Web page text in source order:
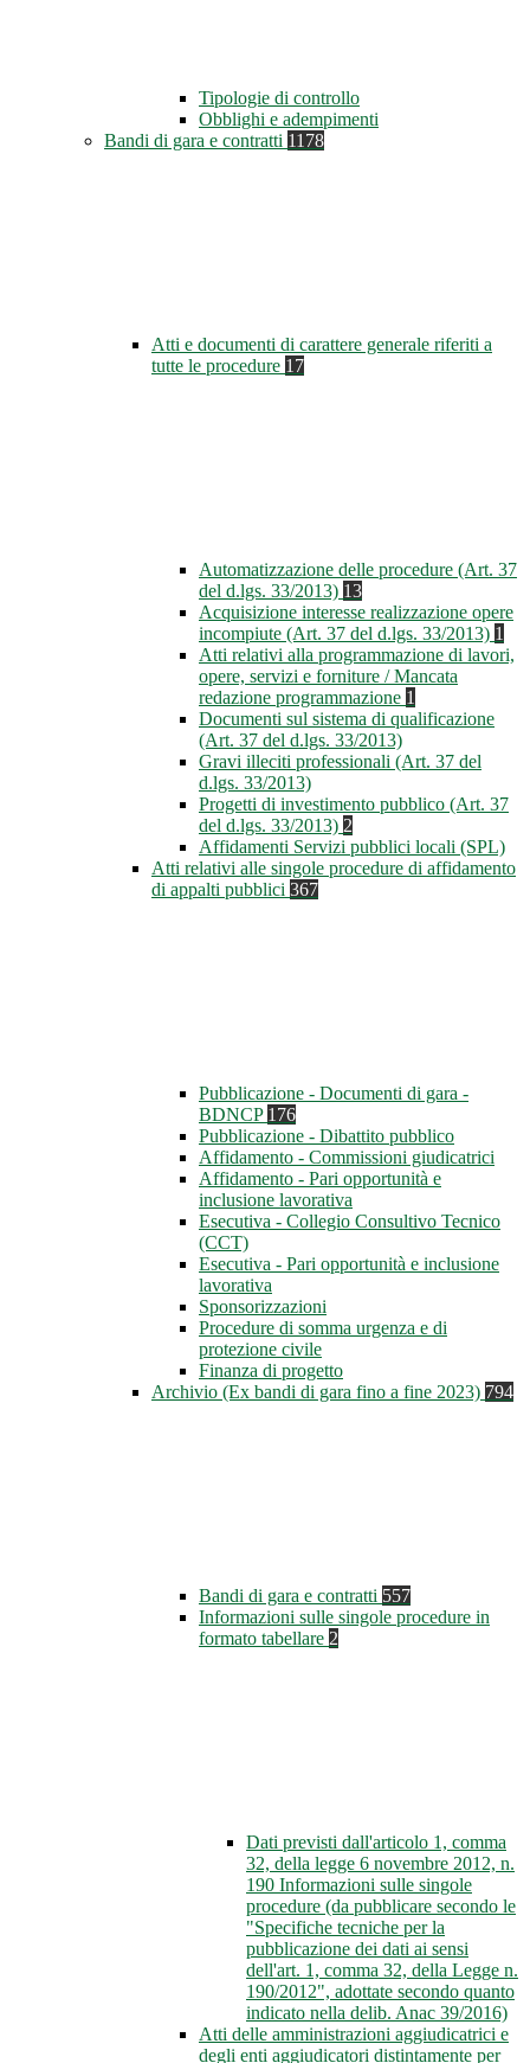
Tipologie di controllo
Obblighi e adempimenti
Bandi di gara e contratti 1178
Atti e documenti di carattere generale riferiti a
tutte le procedure 17
Automatizzazione delle procedure (Art. 37
del d.lgs. 33/2013) 13
Acquisizione interesse realizzazione opere
incompiute (Art. 37 del d.lgs. 33/2013) 1
Atti relativi alla programmazione di lavori,
opere, servizi e forniture / Mancata
redazione programmazione 1
Documenti sul sistema di qualificazione
(Art. 37 del d.lgs. 33/2013)
Gravi illeciti professionali (Art. 37 del
d.lgs. 33/2013)
Progetti di investimento pubblico (Art. 37
del d.lgs. 33/2013) 2
Affidamenti Servizi pubblici locali (SPL)
Atti relativi alle singole procedure di affidamento
di appalti pubblici 367
Pubblicazione - Documenti di gara -
BDNCP 176
Pubblicazione - Dibattito pubblico
Affidamento - Commissioni giudicatrici
Affidamento - Pari opportunità e
inclusione lavorativa
Esecutiva - Collegio Consultivo Tecnico
(CCT)
Esecutiva - Pari opportunità e inclusione
lavorativa
Sponsorizzazioni
Procedure di somma urgenza e di
protezione civile
Finanza di progetto
Archivio (Ex bandi di gara fino a fine 2023) 794
Bandi di gara e contratti 557
Informazioni sulle singole procedure in
formato tabellare 2
Dati previsti dall'articolo 1, comma
32, della legge 6 novembre 2012, n.
190 Informazioni sulle singole
procedure (da pubblicare secondo le
"Specifiche tecniche per la
pubblicazione dei dati ai sensi
dell'art. 1, comma 32, della Legge n.
190/2012", adottate secondo quanto
indicato nella delib. Anac 39/2016)
Atti delle amministrazioni aggiudicatrici e
degli enti aggiudicatori distintamente per